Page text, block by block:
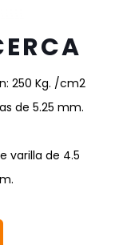
250 Kg. /cm2
de 5.25 mm.
varilla de 4.5